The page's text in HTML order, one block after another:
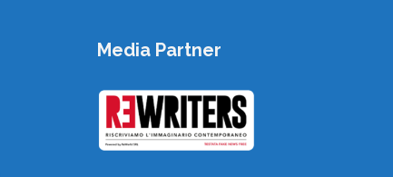
Media Partner